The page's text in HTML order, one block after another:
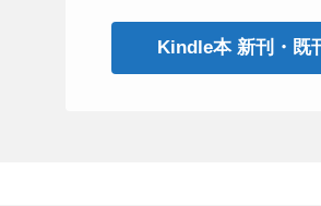
Kindle本 新刊・既